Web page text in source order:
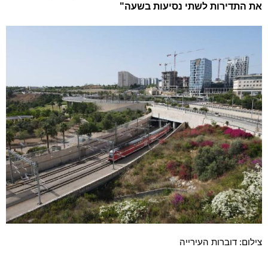
את התדירות לשתי נסיעות בשעה"
צילום: דוברות העירייה